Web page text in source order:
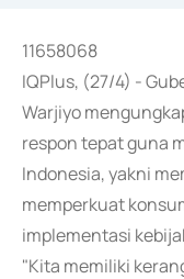
11658068
IQPlus, (27/4) -
Warjiyo
respon tepat guna
Indonesia, yakni
memperkuat
implementasi
"Kita memiliki